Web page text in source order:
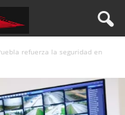
refuerza la seguridad en